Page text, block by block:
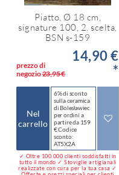
Piatto, Ø 18 cm,
signature 100, 2. scelta,
BSN s-159
prezzo di
negozio23,95 €
14,90 €
*
Nel
carrello
6% di sconto
sulla ceramica
di Bolesławiec
per ordini a
partire da 159
€ Codice
sconto:
AT5X2A
✓ Oltre 100.000 clienti soddisfatti in
tutto il mondo ✓ Stoviglie artigianali
realizzate con cura per la tua casa ✓